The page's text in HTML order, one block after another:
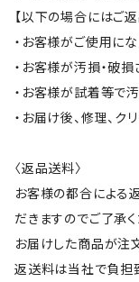
【以下の場合にはご
・お客様がご使用に
・お客様が汚損・破
・お客様が試着等で
・お届け後、修理、
〈返品送料〉
お客様の都合による
だきますのでご了承く
お届けした商品が注
返送料は当社で負担